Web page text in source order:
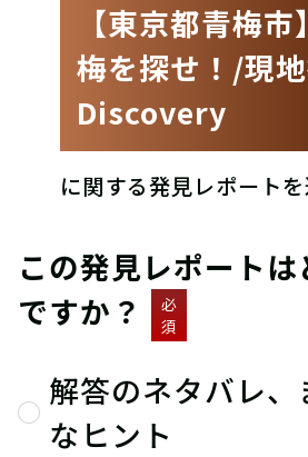
【東京都青梅
梅を探せ！/現
Discovery
に関する発見レポート
この発見レポート
ですか？
必
須
解答のネタバレ、
なヒント